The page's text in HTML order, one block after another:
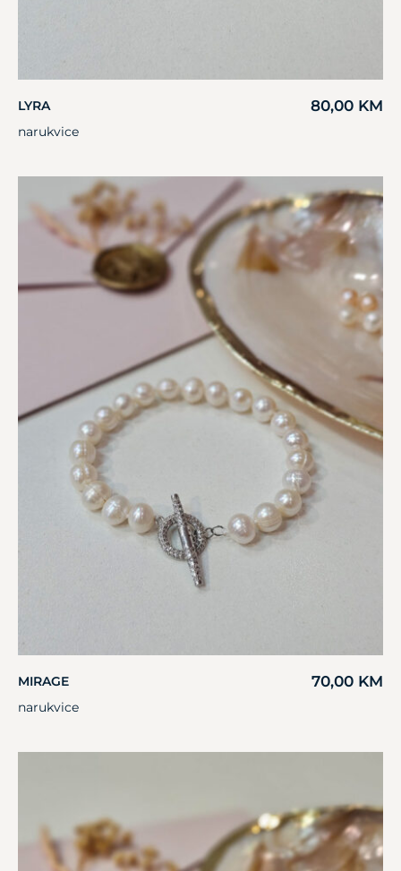
LYRA 80,00 KM
narukvice
MIRAGE 70,00 KM
narukvice